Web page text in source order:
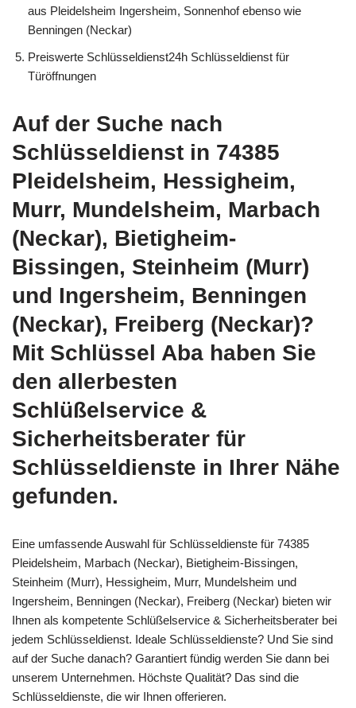
aus Pleidelsheim Ingersheim, Sonnenhof ebenso wie
Benningen (Neckar)
Preiswerte Schlüsseldienst24h Schlüsseldienst für
Türöffnungen
Auf der Suche nach
Schlüsseldienst in 74385
Pleidelsheim, Hessigheim,
Murr, Mundelsheim, Marbach
(Neckar), Bietigheim-
Bissingen, Steinheim (Murr)
und Ingersheim, Benningen
(Neckar), Freiberg (Neckar)?
Mit Schlüssel Aba haben Sie
den allerbesten
Schlüßelservice &
Sicherheitsberater für
Schlüsseldienste in Ihrer Nähe
gefunden.
Eine umfassende Auswahl für Schlüsseldienste für 74385
Pleidelsheim, Marbach (Neckar), Bietigheim-Bissingen,
Steinheim (Murr), Hessigheim, Murr, Mundelsheim und
Ingersheim, Benningen (Neckar), Freiberg (Neckar) bieten wir
Ihnen als kompetente Schlüßelservice & Sicherheitsberater bei
jedem Schlüsseldienst. Ideale Schlüsseldienste? Und Sie sind
auf der Suche danach? Garantiert fündig werden Sie dann bei
unserem Unternehmen. Höchste Qualität? Das sind die
Schlüsseldienste, die wir Ihnen offerieren.